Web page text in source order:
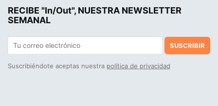
RECIBE "In/Out", NUESTRA NEWSLETTER
SEMANAL
SUSCRIBIR
Suscribiéndote aceptas nuestra política de privacidad